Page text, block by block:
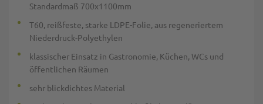
Standardmaß 700x1100mm
T60, reißfeste, starke LDPE-Folie, aus regeneriertem
Niederdruck-Polyethylen
klassischer Einsatz in Gastronomie, Küchen, WCs und
öffentlichen Räumen
sehr blickdichtes Material